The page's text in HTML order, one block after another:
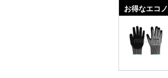
お得なエコ